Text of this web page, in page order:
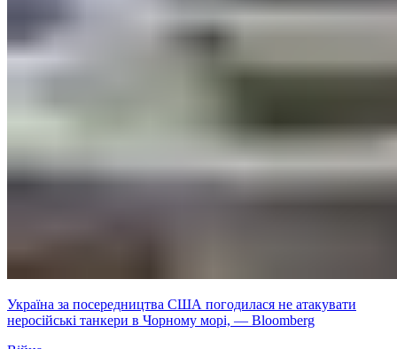
Україна за посередництва США погодилася не атакувати
неросійські танкери в Чорному морі, — Bloomberg